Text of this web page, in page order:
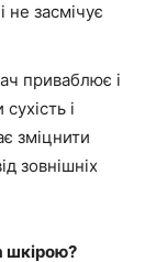
не засмічує
приваблює і
і
зміцнити
зовнішніх
шкірою?